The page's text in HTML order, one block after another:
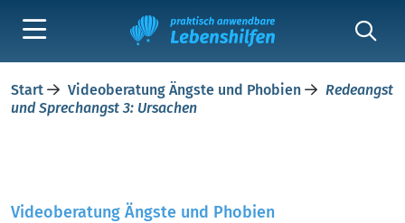
Start Videoberatung Ängste und Phobien
Redeangst
und Sprechangst 3: Ursachen
Videoberatung Ängste und Phobien